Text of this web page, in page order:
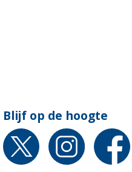
Blijf op de hoogte